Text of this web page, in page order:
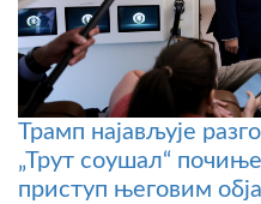
Трамп најављује
„Трут соушал“
приступ његовим